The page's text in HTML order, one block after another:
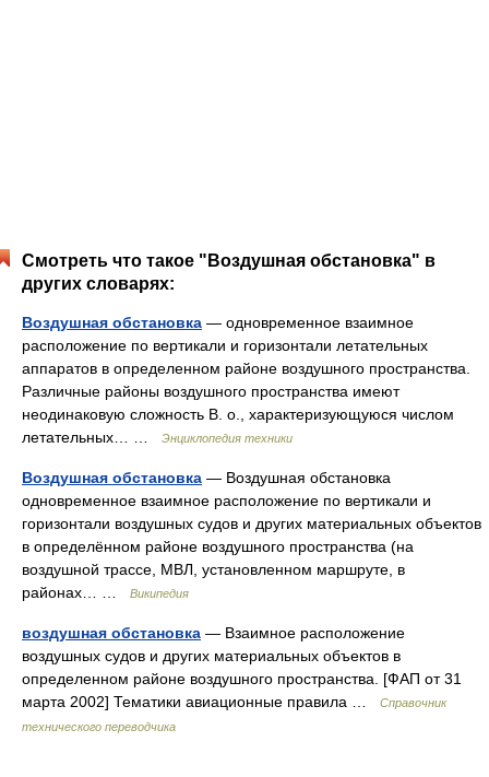
Смотреть что такое "Воздушная обстановка" в
других словарях:
Воздушная обстановка — одновременное взаимное
расположение по вертикали и горизонтали летательных
аппаратов в определенном районе воздушного пространства.
Различные районы воздушного пространства имеют
неодинаковую сложность В. о., характеризующуюся числом
летательных… …
Энциклопедия техники
Воздушная обстановка — Воздушная обстановка
одновременное взаимное расположение по вертикали и
горизонтали воздушных судов и других материальных объектов
в определённом районе воздушного пространства (на
воздушной трассе, МВЛ, установленном маршруте, в
районах… …
Википедия
воздушная обстановка — Взаимное расположение
воздушных судов и других материальных объектов в
определенном районе воздушного пространства. [ФАП от 31
марта 2002] Тематики авиационные правила …
Справочник
технического переводчика